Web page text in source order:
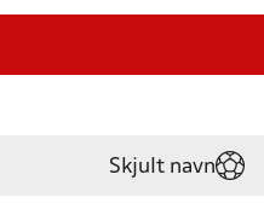
Skjult navn